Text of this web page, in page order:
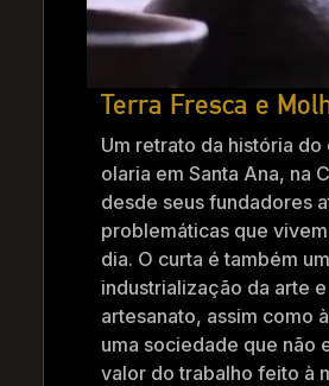
Terra Fresca e
Um retrato da história do
olaria em Santa Ana, na
desde seus fundadores
problemáticas que
dia. O curta é também
industrialização da arte
artesanato, assim como
uma sociedade que não
valor do trabalho feito à